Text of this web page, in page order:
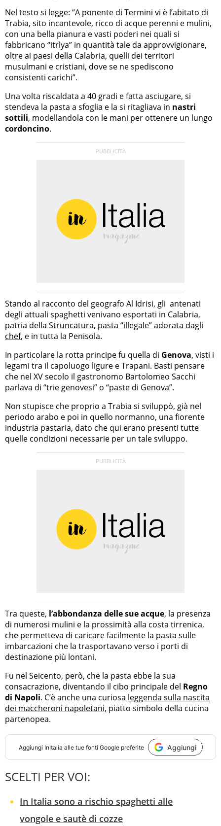
Nel testo si legge: “A ponente di Termini vi è l’abitato di
Trabia, sito incantevole, ricco di acque perenni e mulini,
con una bella pianura e vasti poderi nei quali si
fabbricano “itrìya” in quantità tale da approvvigionare,
oltre ai paesi della Calabria, quelli dei territori
musulmani e cristiani, dove se ne spediscono
consistenti carichi”.
Una volta riscaldata a 40 gradi e fatta asciugare, si
stendeva la pasta a sfoglia e la si ritagliava in nastri
sottili, modellandola con le mani per ottenere un lungo
cordoncino.
Stando al racconto del geografo Al Idrisi, gli antenati
degli attuali spaghetti venivano esportati in Calabria,
patria della Struncatura, pasta “illegale” adorata dagli
chef, e in tutta la Penisola.
In particolare la rotta principe fu quella di Genova, visti i
legami tra il capoluogo ligure e Trapani. Basti pensare
che nel XV secolo il gastronomo Bartolomeo Sacchi
parlava di “trie genovesi” o “paste di Genova”.
Non stupisce che proprio a Trabia si sviluppò, già nel
periodo arabo e poi in quello normanno, una fiorente
industria pastaria, dato che qui erano presenti tutte
quelle condizioni necessarie per un tale sviluppo.
Tra queste, l’abbondanza delle sue acque, la presenza
di numerosi mulini e la prossimità alla costa tirrenica,
che permetteva di caricare facilmente la pasta sulle
imbarcazioni che la trasportavano verso i porti di
destinazione più lontani.
Fu nel Seicento, però, che la pasta ebbe la sua
consacrazione, diventando il cibo principale del Regno
di Napoli. C’è anche una curiosa leggenda sulla nascita
dei maccheroni napoletani, piatto simbolo della cucina
partenopea.
Aggiungi InItalia alle tue fonti Google preferite Aggiungi
SCELTI PER VOI:
In Italia sono a rischio spaghetti alle
vongole e sautè di cozze